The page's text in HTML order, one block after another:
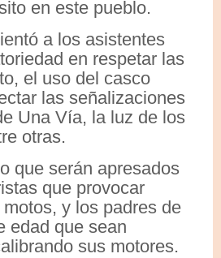
en este pueblo.
a los asistentes
en respetar las
el uso del casco
las señalizaciones
Una Vía, la luz de los
otras.
que serán apresados
que provocar
y los padres de
edad que sean
sus motores.